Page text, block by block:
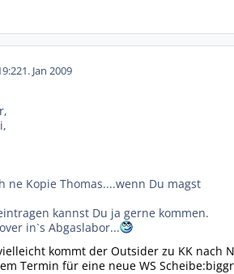
1. Jan 2009
ne Kopie Thomas....wenn Du magst
kannst Du ja gerne kommen.
in`s Abgaslabor...
kommt der Outsider zu KK nach
Termin für eine neue WS